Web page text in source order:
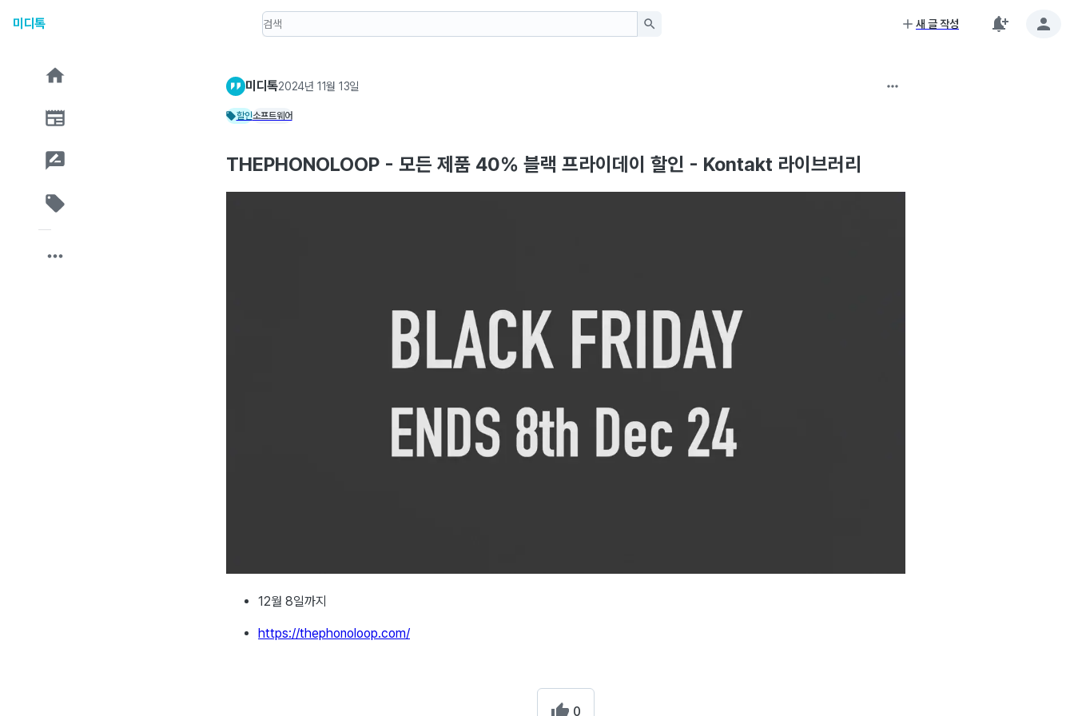
미디톡 새 글 작성
미디톡2024년 11월 13일
할인소프트웨어
THEPHONOLOOP - 모든 제품 40% 블랙 프라이데이 할인 - Kontakt 라이브러리
12월 8일까지
https://thephonoloop.com/
0